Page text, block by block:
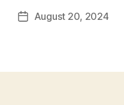
PostAugust 20, 2024